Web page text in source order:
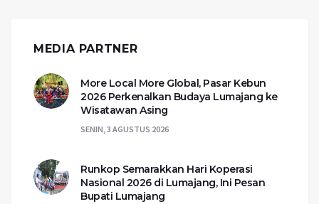
MEDIA PARTNER
More Local More Global, Pasar Kebun
2026 Perkenalkan Budaya Lumajang ke
Wisatawan Asing
SENIN, 3 AGUSTUS 2026
Runkop Semarakkan Hari Koperasi
Nasional 2026 di Lumajang, Ini Pesan
Bupati Lumajang